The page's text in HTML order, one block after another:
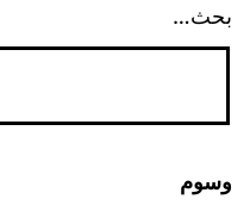
بحث…
وسوم